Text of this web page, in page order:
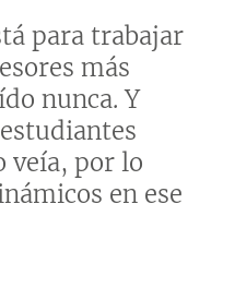
para trabajar
más
nunca. Y
veía, por lo
en ese